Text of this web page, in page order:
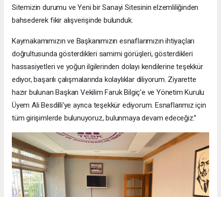
Sitemizin durumu ve Yeni bir Sanayi Sitesinin elzemliliğinden
bahsederek fikir alışverişinde bulunduk.
Kaymakamımızın ve Başkanımızın esnaflarımızın ihtiyaçları
doğrultusunda gösterdikleri samimi görüşleri, gösterdikleri
hassasiyetleri ve yoğun ilgilerinden dolayı kendilerine teşekkür
ediyor, başarılı çalışmalarında kolaylıklar diliyorum. Ziyarette
hazır bulunan Başkan Vekilim Faruk Bilgiç’e ve Yönetim Kurulu
Üyem Ali Besdilli’ye ayrıca teşekkür ediyorum. Esnaflarımız için
tüm girişimlerde bulunuyoruz, bulunmaya devam edeceğiz.”